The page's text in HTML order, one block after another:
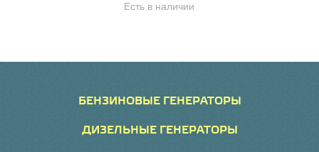
Есть в наличии
БЕНЗИНОВЫЕ ГЕНЕРАТОРЫ
ДИЗЕЛЬНЫЕ ГЕНЕРАТОРЫ